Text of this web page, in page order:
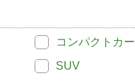
コンパクトカー
SUV